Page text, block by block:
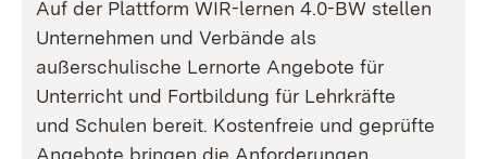
Auf der Plattform WIR-lernen 4.0-BW stellen
Unternehmen und Verbände als
außerschulische Lernorte Angebote für
Unterricht und Fortbildung für Lehrkräfte
und Schulen bereit. Kostenfreie und geprüfte
Angebote bringen die Anforderungen